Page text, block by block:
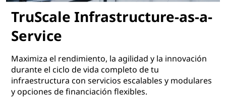
TruScale Infrastructure-as-a-
Service
Maximiza el rendimiento, la agilidad y la innovación
durante el ciclo de vida completo de tu
infraestructura con servicios escalables y modulares
y opciones de financiación flexibles.